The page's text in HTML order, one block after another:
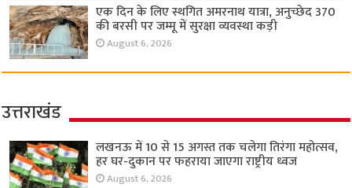
एक दिन के लिए स्थगित अमरनाथ यात्रा, अनुच्छेद 370
की बरसी पर जम्मू में सुरक्षा व्यवस्था कड़ी
August 6, 2026
उत्तराखंड
लखनऊ में 10 से 15 अगस्त तक चलेगा तिरंगा महोत्सव,
हर घर-दुकान पर फहराया जाएगा राष्ट्रीय ध्वज
August 6, 2026